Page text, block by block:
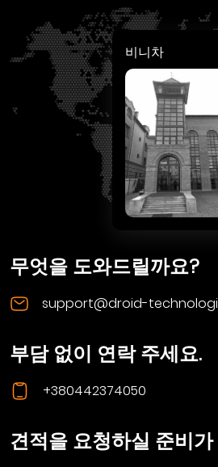
비니차
무엇을 도와드릴까요?
support@droid-
부담 없이 연락 주세요.
+380442374050
견적을 요청하실 준비